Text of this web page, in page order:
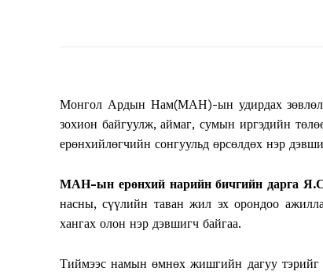
Монгол Ардын Нам(МАН)-ын удирдах
зохион байгуулж, аймаг, сумын иргэдийн
ерөнхийлөгчийн сонгуульд өрсөлдөх нэр
МАН-ын ерөнхий нарийн бичгийн дарга
насны, сүүлийн таван жил эх орондоо
хангах олон нэр дэвшигч байгаа.
Тиймээс намын өмнөх жишгийн дагуу тэрийг